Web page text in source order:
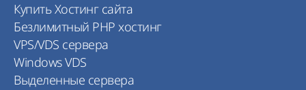
Купить Хостинг сайта
Безлимитный PHP хостинг
VPS/VDS сервера
Windows VDS
Выделенные сервера